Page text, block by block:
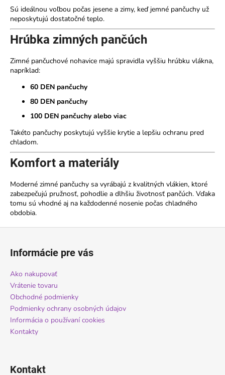
r
k
y
v
u
Sú ideálnou voľbou počas jesene a zimy, keď jemné pančuchy už
neposkytujú dostatočné teplo.
Hrúbka zimných pančúch
Zimné pančuchové nohavice majú spravidla vyššiu hrúbku vlákna,
napríklad:
60 DEN pančuchy
80 DEN pančuchy
100 DEN pančuchy alebo viac
Takéto pančuchy poskytujú vyššie krytie a lepšiu ochranu pred
chladom.
Komfort a materiály
Moderné zimné pančuchy sa vyrábajú z kvalitných vlákien, ktoré
zabezpečujú pružnosť, pohodlie a dlhšiu životnosť pančúch. Vďaka
tomu sú vhodné aj na každodenné nosenie počas chladného
obdobia.
Informácie pre vás
Ako nakupovať
Vrátenie tovaru
Obchodné podmienky
Podmienky ochrany osobných údajov
Informácia o používaní cookies
Kontakty
Kontakt